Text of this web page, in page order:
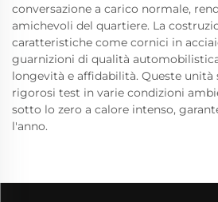
conversazione a carico normale,
amichevoli del quartiere. La
caratteristiche come cornici in
guarnizioni di qualità
longevità e affidabilità. Queste unità
rigorosi test in varie condizioni
sotto lo zero a calore intenso,
l'anno.